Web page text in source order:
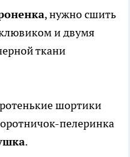
, нужно сшить
и двумя
ткани
шортики
пелеринка
.